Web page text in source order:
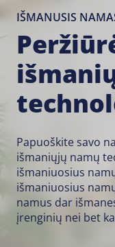
IŠMANUSIS
Papuoškite savo
išmaniųjų namų
išmaniuosius
išmaniuosius
namus dar
įrenginių nei bet